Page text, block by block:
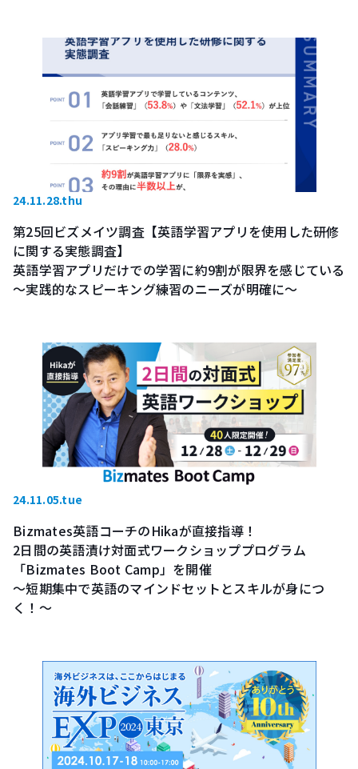
24.11.28.thu
第25回ビズメイツ調査【英語学習アプリを使用した研修
に関する実態調査】
英語学習アプリだけでの学習に約9割が限界を感じている
～実践的なスピーキング練習のニーズが明確に～
24.11.05.tue
Bizmates英語コーチのHikaが直接指導！
2日間の英語漬け対面式ワークショッププログラム
「Bizmates Boot Camp」を開催
～短期集中で英語のマインドセットとスキルが身につ
く！～